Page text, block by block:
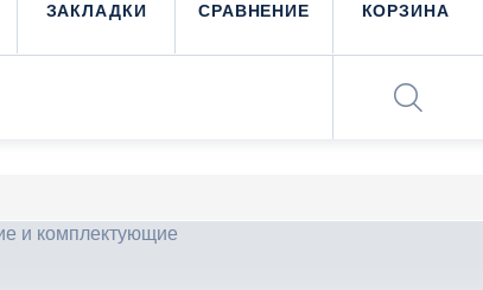
КОРЗИНА
ЗАКЛАДКИ СРАВНЕНИЕ